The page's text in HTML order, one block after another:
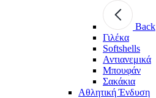
Back
Γιλέκα
Softshells
Αντιανεμικά
Μπουφάν
Σακάκια
Αθλητική Ένδυση